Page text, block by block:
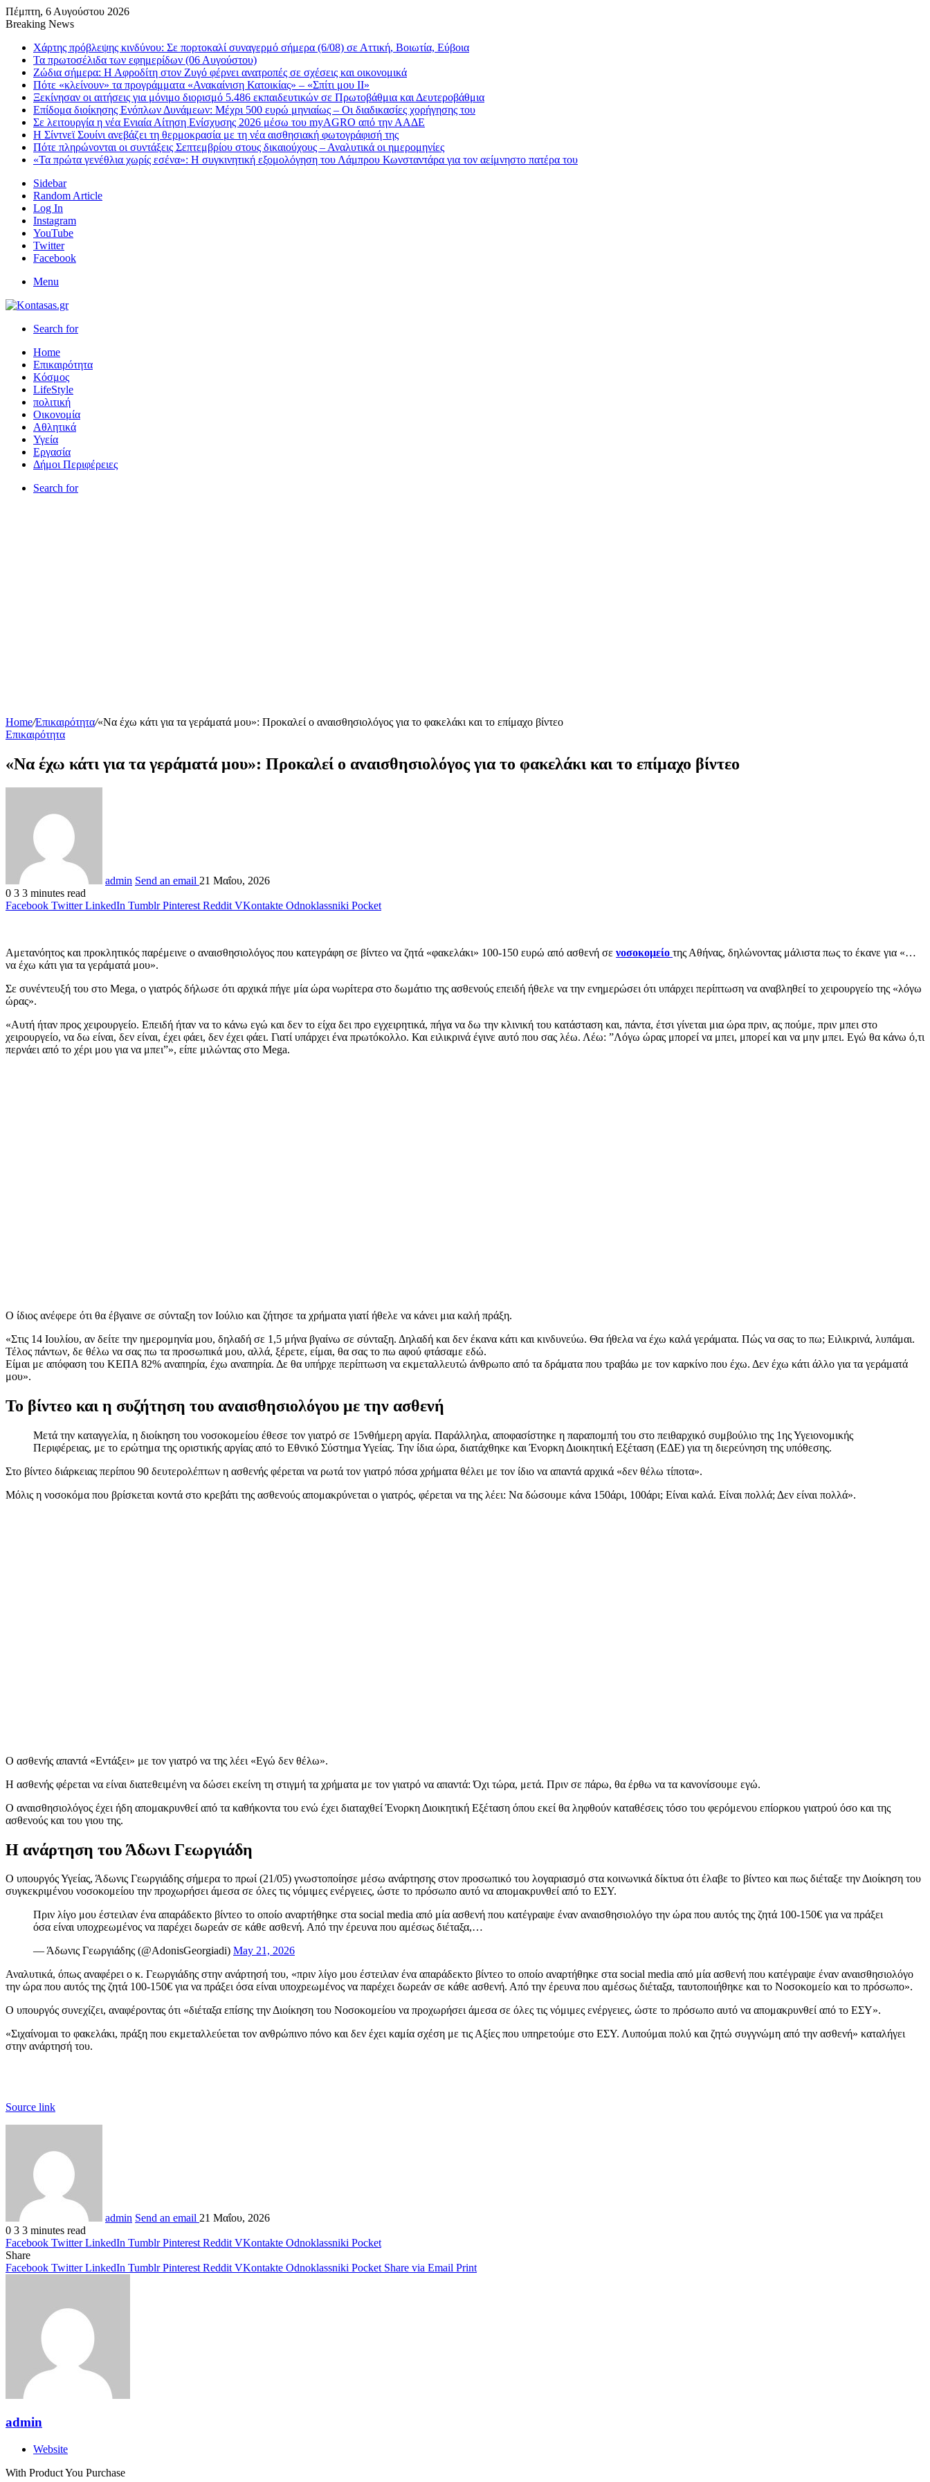
Πέμπτη, 6 Αυγούστου 2026
Breaking News
Χάρτης πρόβλεψης κινδύνου: Σε πορτοκαλί συναγερμό σήμερα (6/08) σε Αττική, Βοιωτία, Εύβοια
Τα πρωτοσέλιδα των εφημερίδων (06 Αυγούστου)
Ζώδια σήμερα: Η Αφροδίτη στον Ζυγό φέρνει ανατροπές σε σχέσεις και οικονομικά
Πότε «κλείνουν» τα προγράμματα «Ανακαίνιση Κατοικίας» – «Σπίτι μου ΙΙ»
Ξεκίνησαν οι αιτήσεις για μόνιμο διορισμό 5.486 εκπαιδευτικών σε Πρωτοβάθμια και Δευτεροβάθμια
Επίδομα διοίκησης Ενόπλων Δυνάμεων: Μέχρι 500 ευρώ μηνιαίως – Οι διαδικασίες χορήγησης του
Σε λειτουργία η νέα Ενιαία Αίτηση Ενίσχυσης 2026 μέσω του myAGRO από την ΑΑΔΕ
Η Σίντνεϊ Σουίνι ανεβάζει τη θερμοκρασία με τη νέα αισθησιακή φωτογράφισή της
Πότε πληρώνονται οι συντάξεις Σεπτεμβρίου στους δικαιούχους – Αναλυτικά οι ημερομηνίες
«Τα πρώτα γενέθλια χωρίς εσένα»: Η συγκινητική εξομολόγηση του Λάμπρου Κωνσταντάρα για τον αείμνηστο πατέρα του
Sidebar
Random Article
Log In
Instagram
YouTube
Twitter
Facebook
Menu
Search for
Home
Επικαιρότητα
Κόσμος
LifeStyle
πολιτική
Οικονομία
Αθλητικά
Υγεία
Εργασία
Δήμοι Περιφέρειες
Search for
Home/Επικαιρότητα/«Να έχω κάτι για τα γεράματά μου»: Προκαλεί ο αναισθησιολόγος για το φακελάκι και το επίμαχο βίντεο
Επικαιρότητα
«Να έχω κάτι για τα γεράματά μου»: Προκαλεί ο αναισθησιολόγος για το φακελάκι και το επίμαχο βίντεο
admin Send an email 21 Μαΐου, 2026
0 3 3 minutes read
Facebook Twitter LinkedIn Tumblr Pinterest Reddit VKontakte Odnoklassniki Pocket
Αμετανόητος και προκλητικός παρέμεινε ο αναισθησιολόγος που κατεγράφη σε βίντεο να ζητά «φακελάκι» 100-150 ευρώ από ασθενή σε νοσοκομείο της Αθήνας, δηλώνοντας μάλιστα πως το έκανε για «…
να έχω κάτι για τα γεράματά μου».
Σε συνέντευξή του στο Mega, ο γιατρός δήλωσε ότι αρχικά πήγε μία ώρα νωρίτερα στο δωμάτιο της ασθενούς επειδή ήθελε να την ενημερώσει ότι υπάρχει περίπτωση να αναβληθεί το χειρουργείο της «λόγω
ώρας».
«Αυτή ήταν προς χειρουργείο. Επειδή ήταν να το κάνω εγώ και δεν το είχα δει προ εγχειρητικά, πήγα να δω την κλινική του κατάσταση και, πάντα, έτσι γίνεται μια ώρα πριν, ας πούμε, πριν μπει στο
χειρουργείο, να δω είναι, δεν είναι, έχει φάει, δεν έχει φάει. Γιατί υπάρχει ένα πρωτόκολλο. Και ειλικρινά έγινε αυτό που σας λέω. Λέω: ”Λόγω ώρας μπορεί να μπει, μπορεί και να μην μπει. Εγώ θα κάνω ό,τι
περνάει από το χέρι μου για να μπει”», είπε μιλώντας στο Mega.
Ο ίδιος ανέφερε ότι θα έβγαινε σε σύνταξη τον Ιούλιο και ζήτησε τα χρήματα γιατί ήθελε να κάνει μια καλή πράξη.
«Στις 14 Ιουλίου, αν δείτε την ημερομηνία μου, δηλαδή σε 1,5 μήνα βγαίνω σε σύνταξη. Δηλαδή και δεν έκανα κάτι και κινδυνεύω. Θα ήθελα να έχω καλά γεράματα. Πώς να σας το πω; Ειλικρινά, λυπάμαι.
Τέλος πάντων, δε θέλω να σας πω τα προσωπικά μου, αλλά, ξέρετε, είμαι, θα σας το πω αφού φτάσαμε εδώ.
Είμαι με απόφαση του ΚΕΠΑ 82% αναπηρία, έχω αναπηρία. Δε θα υπήρχε περίπτωση να εκμεταλλευτώ άνθρωπο από τα δράματα που τραβάω με τον καρκίνο που έχω. Δεν έχω κάτι άλλο για τα γεράματά
μου».
Το βίντεο και η συζήτηση του αναισθησιολόγου με την ασθενή
Μετά την καταγγελία, η διοίκηση του νοσοκομείου έθεσε τον γιατρό σε 15νθήμερη αργία. Παράλληλα, αποφασίστηκε η παραπομπή του στο πειθαρχικό συμβούλιο της 1ης Υγειονομικής
Περιφέρειας, με το ερώτημα της οριστικής αργίας από το Εθνικό Σύστημα Υγείας. Την ίδια ώρα, διατάχθηκε και Ένορκη Διοικητική Εξέταση (ΕΔΕ) για τη διερεύνηση της υπόθεσης.
Στο βίντεο διάρκειας περίπου 90 δευτερολέπτων η ασθενής φέρεται να ρωτά τον γιατρό πόσα χρήματα θέλει με τον ίδιο να απαντά αρχικά «δεν θέλω τίποτα».
Μόλις η νοσοκόμα που βρίσκεται κοντά στο κρεβάτι της ασθενούς απομακρύνεται ο γιατρός, φέρεται να της λέει: Να δώσουμε κάνα 150άρι, 100άρι; Είναι καλά. Είναι πολλά; Δεν είναι πολλά».
Ο ασθενής απαντά «Εντάξει» με τον γιατρό να της λέει «Εγώ δεν θέλω».
Η ασθενής φέρεται να είναι διατεθειμένη να δώσει εκείνη τη στιγμή τα χρήματα με τον γιατρό να απαντά: Όχι τώρα, μετά. Πριν σε πάρω, θα έρθω να τα κανονίσουμε εγώ.
Ο αναισθησιολόγος έχει ήδη απομακρυνθεί από τα καθήκοντα του ενώ έχει διαταχθεί Ένορκη Διοικητική Εξέταση όπου εκεί θα ληφθούν καταθέσεις τόσο του φερόμενου επίορκου γιατρού όσο και της
ασθενούς και του γιου της.
Η ανάρτηση του Άδωνι Γεωργιάδη
Ο υπουργός Υγείας, Άδωνις Γεωργιάδης σήμερα το πρωί (21/05) γνωστοποίησε μέσω ανάρτησης στον προσωπικό του λογαριασμό στα κοινωνικά δίκτυα ότι έλαβε το βίντεο και πως διέταξε την Διοίκηση του
συγκεκριμένου νοσοκομείου την προχωρήσει άμεσα σε όλες τις νόμιμες ενέργειες, ώστε το πρόσωπο αυτό να απομακρυνθεί από το ΕΣΥ.
Πριν λίγο μου έστειλαν ένα απαράδεκτο βίντεο το οποίο αναρτήθηκε στα social media από μία ασθενή που κατέγραψε έναν αναισθησιολόγο την ώρα που αυτός της ζητά 100-150€ για να πράξει
όσα είναι υποχρεωμένος να παρέχει δωρεάν σε κάθε ασθενή. Από την έρευνα που αμέσως διέταξα,…
— Άδωνις Γεωργιάδης (@AdonisGeorgiadi) May 21, 2026
Αναλυτικά, όπως αναφέρει ο κ. Γεωργιάδης στην ανάρτησή του, «πριν λίγο μου έστειλαν ένα απαράδεκτο βίντεο το οποίο αναρτήθηκε στα social media από μία ασθενή που κατέγραψε έναν αναισθησιολόγο
την ώρα που αυτός της ζητά 100-150€ για να πράξει όσα είναι υποχρεωμένος να παρέχει δωρεάν σε κάθε ασθενή. Από την έρευνα που αμέσως διέταξα, ταυτοποιήθηκε και το Νοσοκομείο και το πρόσωπο».
Ο υπουργός συνεχίζει, αναφέροντας ότι «διέταξα επίσης την Διοίκηση του Νοσοκομείου να προχωρήσει άμεσα σε όλες τις νόμιμες ενέργειες, ώστε το πρόσωπο αυτό να απομακρυνθεί από το ΕΣΥ».
«Σιχαίνομαι το φακελάκι, πράξη που εκμεταλλεύεται τον ανθρώπινο πόνο και δεν έχει καμία σχέση με τις Αξίες που υπηρετούμε στο ΕΣΥ. Λυπούμαι πολύ και ζητώ συγγνώμη από την ασθενή» καταλήγει
στην ανάρτησή του.
Source link
admin Send an email 21 Μαΐου, 2026
0 3 3 minutes read
Facebook Twitter LinkedIn Tumblr Pinterest Reddit VKontakte Odnoklassniki Pocket
Share
Facebook Twitter LinkedIn Tumblr Pinterest Reddit VKontakte Odnoklassniki Pocket Share via Email Print
admin
Website
With Product You Purchase